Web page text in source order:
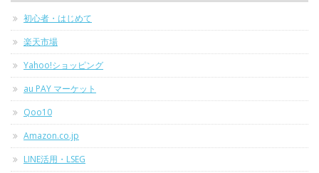
初心者・はじめて
楽天市場
Yahoo!ショッピング
au PAY マーケット
Qoo10
Amazon.co.jp
LINE活用・LSEG